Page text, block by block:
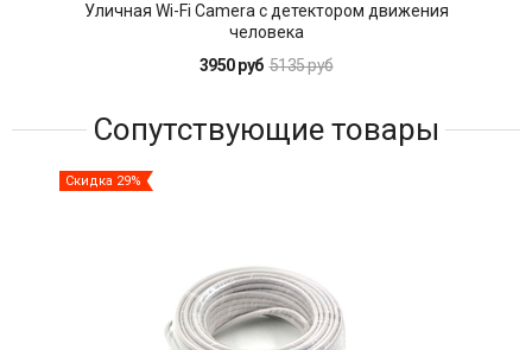
Уличная Wi-Fi Camera с детектором движения
человека
3950 руб 5135 руб
Сопутствующие товары
Скидка 29%